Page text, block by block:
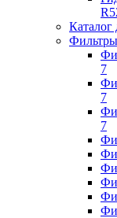
Каталог
7
7
7